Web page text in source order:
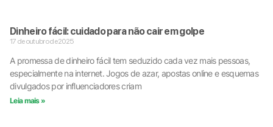
Dinheiro fácil: cuidado para não cair em golpe
17 de outubro de 2025
A promessa de dinheiro fácil tem seduzido cada vez mais pessoas,
especialmente na internet. Jogos de azar, apostas online e esquemas
divulgados por influenciadores criam
Leia mais »